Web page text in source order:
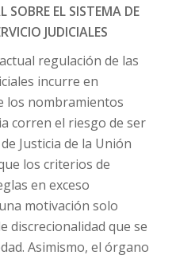
SOBRE EL SISTEMA DE
JUDICIALES
regulación de las
incurre en
los nombramientos
corren el riesgo de ser
Justicia de la Unión
los criterios de
en exceso
motivación solo
discrecionalidad que se
Asimismo, el órgano